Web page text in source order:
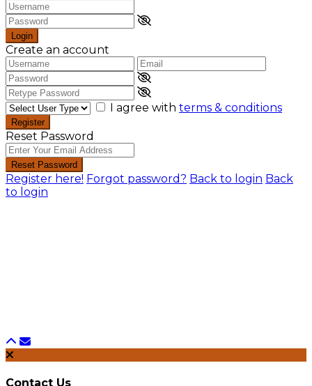
Login
Create an account
I agree with terms & conditions
Register
Reset Password
Reset Password
Register here! Forgot password? Back to login Back
to login
Contact Us